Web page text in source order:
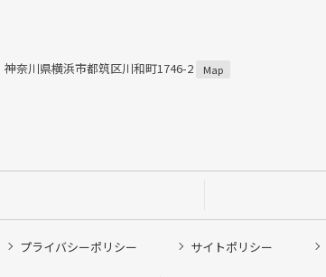
奈川県横浜市都筑区川和町1746-2 Map
プライバシーポリシー サイトポリシー
ット作業の予約